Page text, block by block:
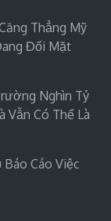
Thẳng Mỹ
Đối Mặt
Nghìn Tỷ
Vẫn Có Thể Là
Cáo Việc